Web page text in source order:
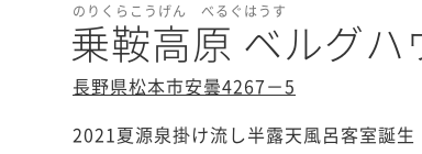
のりくらこうげん べるぐはうす
乗鞍高原 ベルグハ
長野県松本市安曇4267－5
2021夏源泉掛け流し半露天風呂客室誕生